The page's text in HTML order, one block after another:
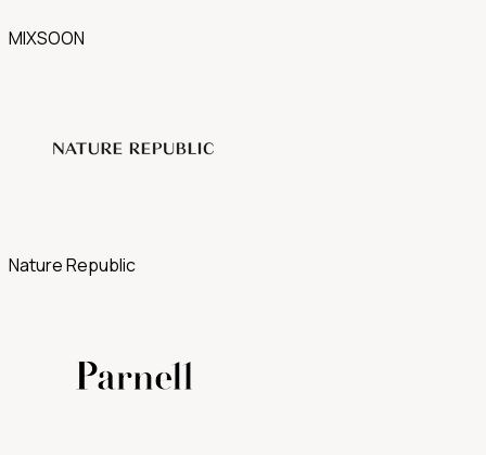
MIXSOON
Nature Republic